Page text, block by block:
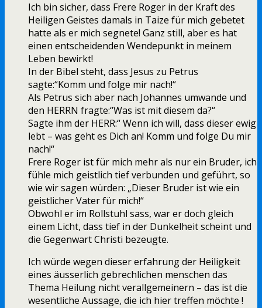
Ich bin sicher, dass Frere Roger in der Kraft des
Heiligen Geistes damals in Taize für mich gebetet
hatte als er mich segnete! Ganz still, aber es hat
einen entscheidenden Wendepunkt in meinem
Leben bewirkt!
In der Bibel steht, dass Jesus zu Petrus
sagte:“Komm und folge mir nach!“
Als Petrus sich aber nach Johannes umwande und
den HERRN fragte:“Was ist mit diesem da?“
Sagte ihm der HERR:“ Wenn ich will, dass dieser ewig
lebt – was geht es Dich an! Komm und folge Du mir
nach!“
Frere Roger ist für mich mehr als nur ein Bruder, ich
fühle mich geistlich tief verbunden und geführt, so
wie wir sagen würden: „Dieser Bruder ist wie ein
geistlicher Vater für mich!“
Obwohl er im Rollstuhl sass, war er doch gleich
einem Licht, dass tief in der Dunkelheit scheint und
die Gegenwart Christi bezeugte.
Ich würde wegen dieser erfahrung der Heiligkeit
eines äusserlich gebrechlichen menschen das
Thema Heilung nicht verallgemeinern – das ist die
wesentliche Aussage, die ich hier treffen möchte !